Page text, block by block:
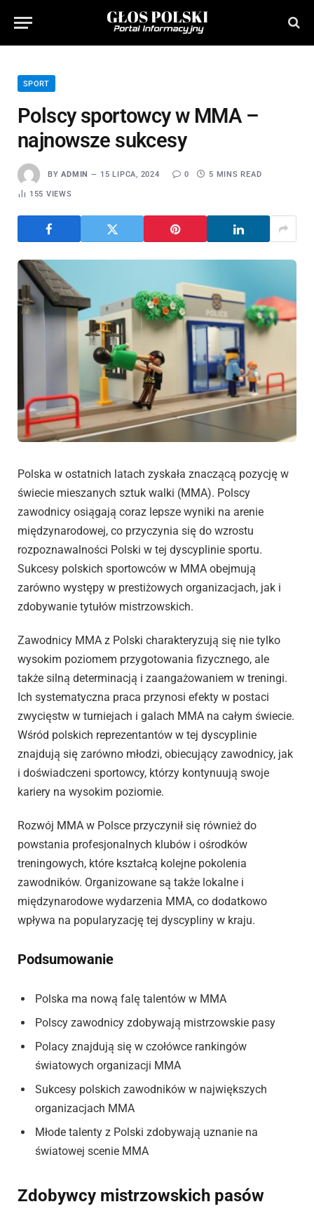
SPORT
Polscy sportowcy w MMA –
najnowsze sukcesy
BY ADMIN 15 LIPCA, 2024 0 5 MINS READ
155 VIEWS
Polska w ostatnich latach zyskała znaczącą pozycję w
świecie mieszanych sztuk walki (MMA). Polscy
zawodnicy osiągają coraz lepsze wyniki na arenie
międzynarodowej, co przyczynia się do wzrostu
rozpoznawalności Polski w tej dyscyplinie sportu.
Sukcesy polskich sportowców w MMA obejmują
zarówno występy w prestiżowych organizacjach, jak i
zdobywanie tytułów mistrzowskich.
Zawodnicy MMA z Polski charakteryzują się nie tylko
wysokim poziomem przygotowania fizycznego, ale
także silną determinacją i zaangażowaniem w treningi.
Ich systematyczna praca przynosi efekty w postaci
zwycięstw w turniejach i galach MMA na całym świecie.
Wśród polskich reprezentantów w tej dyscyplinie
znajdują się zarówno młodzi, obiecujący zawodnicy, jak
i doświadczeni sportowcy, którzy kontynuują swoje
kariery na wysokim poziomie.
Rozwój MMA w Polsce przyczynił się również do
powstania profesjonalnych klubów i ośrodków
treningowych, które kształcą kolejne pokolenia
zawodników. Organizowane są także lokalne i
międzynarodowe wydarzenia MMA, co dodatkowo
wpływa na popularyzację tej dyscypliny w kraju.
Podsumowanie
Polska ma nową falę talentów w MMA
Polscy zawodnicy zdobywają mistrzowskie pasy
Polacy znajdują się w czołówce rankingów
światowych organizacji MMA
Sukcesy polskich zawodników w największych
organizacjach MMA
Młode talenty z Polski zdobywają uznanie na
światowej scenie MMA
Zdobywcy mistrzowskich pasów